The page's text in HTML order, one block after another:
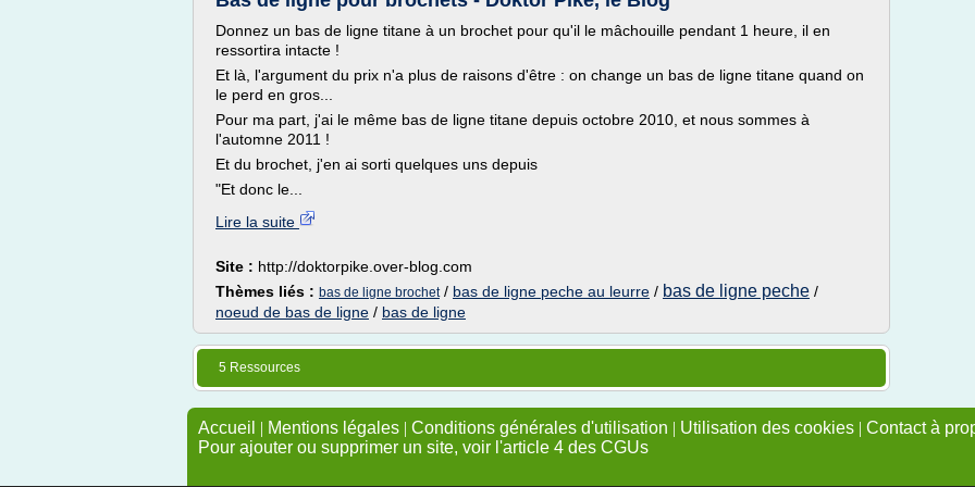
Donnez un bas de ligne titane à un brochet pour qu'il le mâchouille pendant 1 heure, il en
ressortira intacte !
Et là, l'argument du prix n'a plus de raisons d'être : on change un bas de ligne titane quand on
le perd en gros...
Pour ma part, j'ai le même bas de ligne titane depuis octobre 2010, et nous sommes à
l'automne 2011 !
Et du brochet, j'en ai sorti quelques uns depuis
"Et donc le...
Lire la suite
Site : http://doktorpike.over-blog.com
Thèmes liés : bas de ligne brochet/ bas de ligne peche au leurre / bas de ligne peche /
noeud de bas de ligne / bas de ligne
5 Ressources
Accueil | Mentions légales | Conditions générales d'utilisation | Utilisation des cookies | Contact à
Pour ajouter ou supprimer un site, voir l'article 4 des CGUs